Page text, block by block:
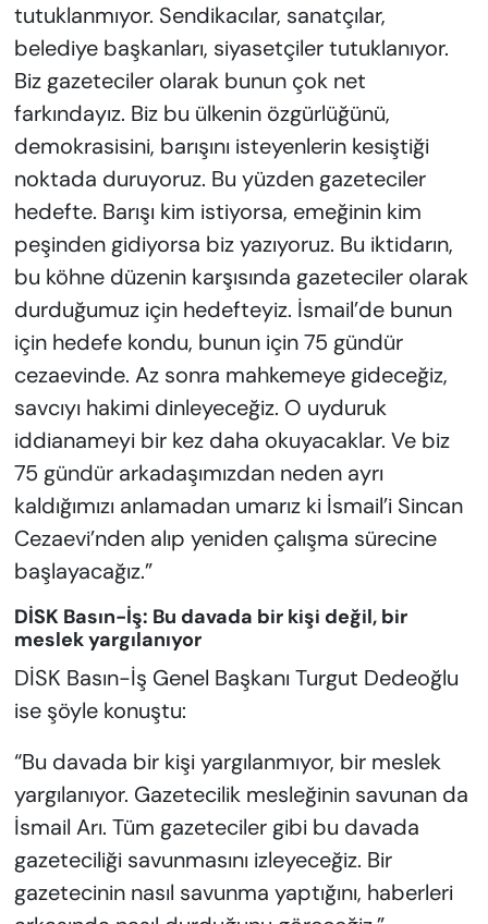
tutuklanmıyor. Sendikacılar, sanatçılar,
belediye başkanları, siyasetçiler tutuklanıyor.
Biz gazeteciler olarak bunun çok net
farkındayız. Biz bu ülkenin özgürlüğünü,
demokrasisini, barışını isteyenlerin kesiştiği
noktada duruyoruz. Bu yüzden gazeteciler
hedefte. Barışı kim istiyorsa, emeğinin kim
peşinden gidiyorsa biz yazıyoruz. Bu iktidarın,
bu köhne düzenin karşısında gazeteciler olarak
durduğumuz için hedefteyiz. İsmail’de bunun
için hedefe kondu, bunun için 75 gündür
cezaevinde. Az sonra mahkemeye gideceğiz,
savcıyı hakimi dinleyeceğiz. O uyduruk
iddianameyi bir kez daha okuyacaklar. Ve biz
75 gündür arkadaşımızdan neden ayrı
kaldığımızı anlamadan umarız ki İsmail’i Sincan
Cezaevi’nden alıp yeniden çalışma sürecine
başlayacağız.”
DİSK Basın-İş: Bu davada bir kişi değil, bir
meslek yargılanıyor
DİSK Basın-İş Genel Başkanı Turgut Dedeoğlu
ise şöyle konuştu:
“Bu davada bir kişi yargılanmıyor, bir meslek
yargılanıyor. Gazetecilik mesleğinin savunan da
İsmail Arı. Tüm gazeteciler gibi bu davada
gazeteciliği savunmasını izleyeceğiz. Bir
gazetecinin nasıl savunma yaptığını, haberleri